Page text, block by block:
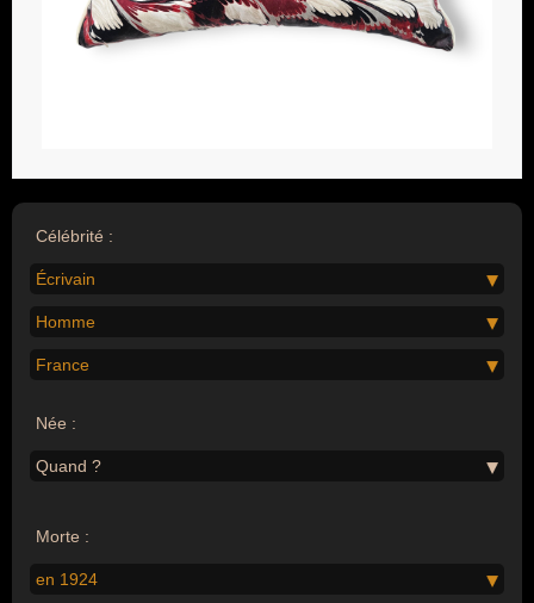
Célébrité :
Écrivain
Homme
France
Née :
Quand ?
Morte :
en 1924